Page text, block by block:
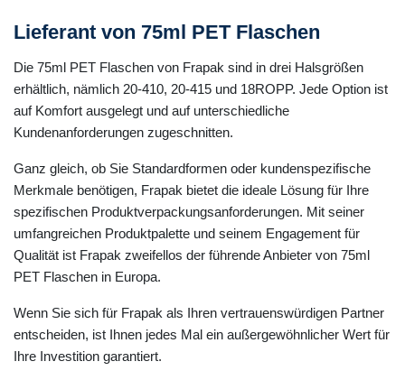
Lieferant von 75ml PET Flaschen
Die 75ml PET Flaschen von Frapak sind in drei Halsgrößen
erhältlich, nämlich 20-410, 20-415 und 18ROPP. Jede Option ist
auf Komfort ausgelegt und auf unterschiedliche
Kundenanforderungen zugeschnitten.
Ganz gleich, ob Sie Standardformen oder kundenspezifische
Merkmale benötigen, Frapak bietet die ideale Lösung für Ihre
spezifischen Produktverpackungsanforderungen. Mit seiner
umfangreichen Produktpalette und seinem Engagement für
Qualität ist Frapak zweifellos der führende Anbieter von 75ml
PET Flaschen in Europa.
Wenn Sie sich für Frapak als Ihren vertrauenswürdigen Partner
entscheiden, ist Ihnen jedes Mal ein außergewöhnlicher Wert für
Ihre Investition garantiert.